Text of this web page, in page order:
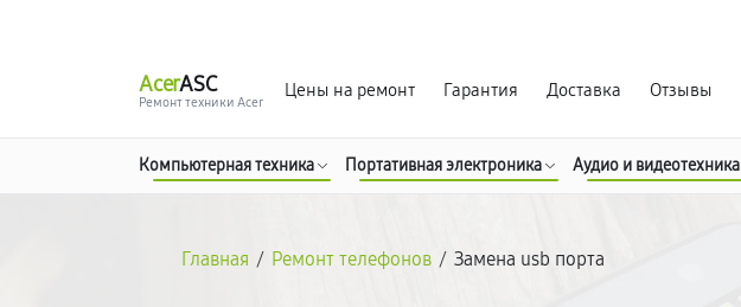
AcerASC
Ремонт техники Acer
Цены на ремонт Гарантия Доставка Отзывы
Компьютерная техника Портативная электроника Аудио и видеотехника
Главная / Ремонт телефонов / Замена usb порта